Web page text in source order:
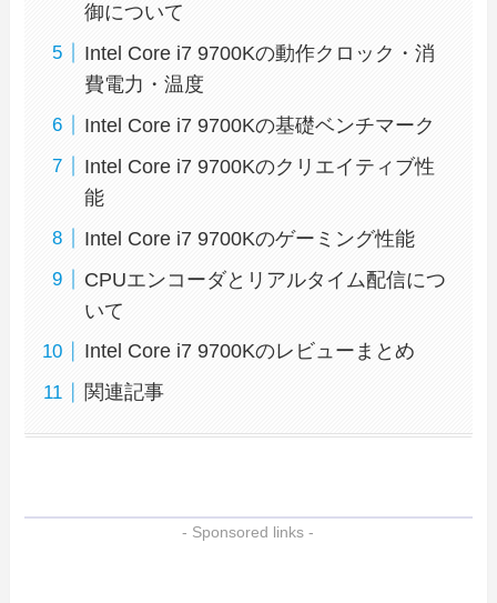
御について
Intel Core i7 9700Kの動作クロック・消
費電力・温度
Intel Core i7 9700Kの基礎ベンチマーク
Intel Core i7 9700Kのクリエイティブ性
能
Intel Core i7 9700Kのゲーミング性能
CPUエンコーダとリアルタイム配信につ
いて
Intel Core i7 9700Kのレビューまとめ
関連記事
- Sponsored links -